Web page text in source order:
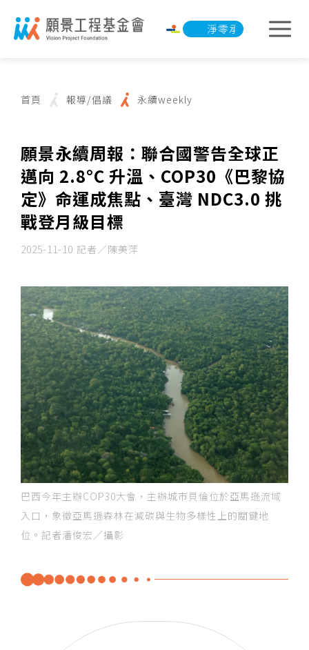
淨零承諾行動 淨零
首頁 報導/倡議 永續weekly
願景永續周報：聯合國警告全球正
邁向 2.8°C 升溫、COP30《巴黎協
定》命運成焦點、臺灣 NDC3.0 挑
戰登月級目標
2025-11-10 記者／陳美萍
巴西今年主辦COP30大會，主辦城市貝倫位於亞馬遜流域
入口，象徵亞馬遜森林在減碳與生物多樣性上的關鍵地
位。記者潘俊宏／攝影